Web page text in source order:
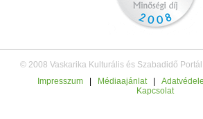
© 2008 Vaskarika Kulturális és Szabadidő
Impresszum
Médiaajánlat
Kapcsolat